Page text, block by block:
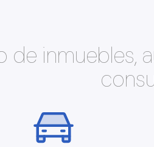
de inmuebles,